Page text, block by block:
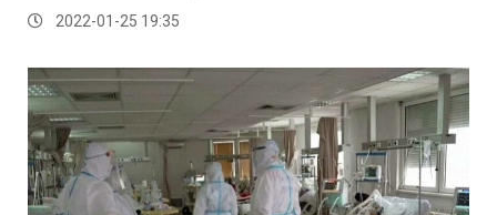
2022-01-25 19:35